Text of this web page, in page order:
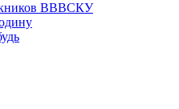
ВВВСКУ